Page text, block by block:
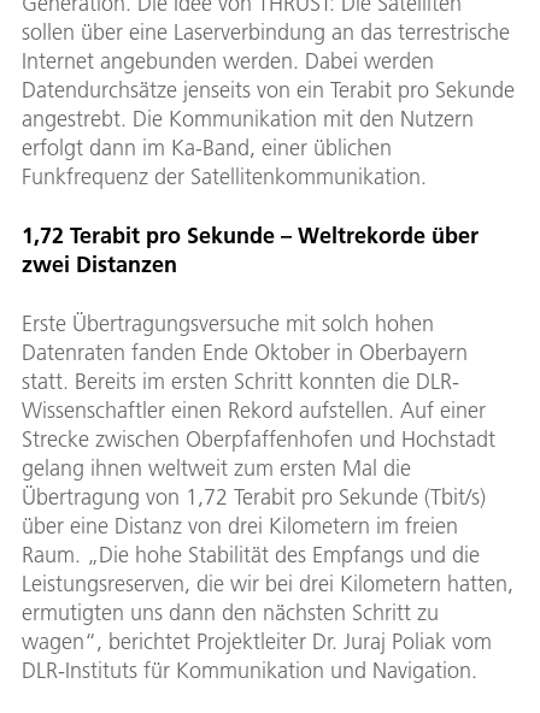
sollen über eine Laserverbindung an das terrestrische
Internet angebunden werden. Dabei werden
Datendurchsätze jenseits von ein Terabit pro Sekunde
angestrebt. Die Kommunikation mit den Nutzern
erfolgt dann im Ka-Band, einer üblichen
Funkfrequenz der Satellitenkommunikation.
1,72 Terabit pro Sekunde – Weltrekorde über
zwei Distanzen
Erste Übertragungsversuche mit solch hohen
Datenraten fanden Ende Oktober in Oberbayern
statt. Bereits im ersten Schritt konnten die DLR-
Wissenschaftler einen Rekord aufstellen. Auf einer
Strecke zwischen Oberpfaffenhofen und Hochstadt
gelang ihnen weltweit zum ersten Mal die
Übertragung von 1,72 Terabit pro Sekunde (Tbit/s)
über eine Distanz von drei Kilometern im freien
Raum. „Die hohe Stabilität des Empfangs und die
Leistungsreserven, die wir bei drei Kilometern hatten,
ermutigten uns dann den nächsten Schritt zu
wagen“, berichtet Projektleiter Dr. Juraj Poliak vom
DLR-Instituts für Kommunikation und Navigation.